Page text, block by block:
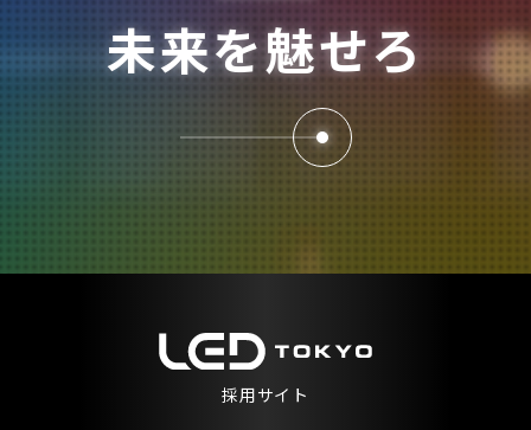
未来を魅せろ
採用サイト